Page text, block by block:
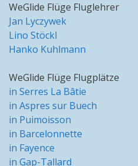
WeGlide Flüge Fluglehrer
Jan Lyczywek
Lino Stöckl
Hanko Kuhlmann
WeGlide Flüge Flugplätze
in Serres La Bâtie
in Aspres sur Buech
in Puimoisson
in Barcelonnette
in Fayence
in Gap-Tallard